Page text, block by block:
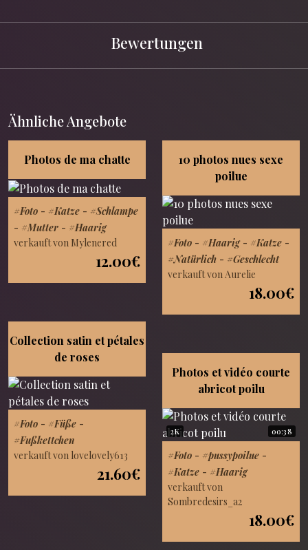
Bewertungen
Ähnliche Angebote
Photos de ma chatte
#Foto - #Katze - #Schlampe
- #Mutter - #Haarig
verkauft von Mylenered
12.00€
10 photos nues sexe
poilue
#Foto - #Haarig - #Katze -
#Natürlich - #Geschlecht
verkauft von Aurelie
18.00€
Collection satin et pétales
de roses
#Foto - #Füße -
#Fußkettchen
verkauft von lovelovely613
21.60€
Photos et vidéo courte
abricot poilu
00:38
2K
#Foto - #pussypoilue -
#Katze - #Haarig
verkauft von
Sombredesirs_a2
18.00€